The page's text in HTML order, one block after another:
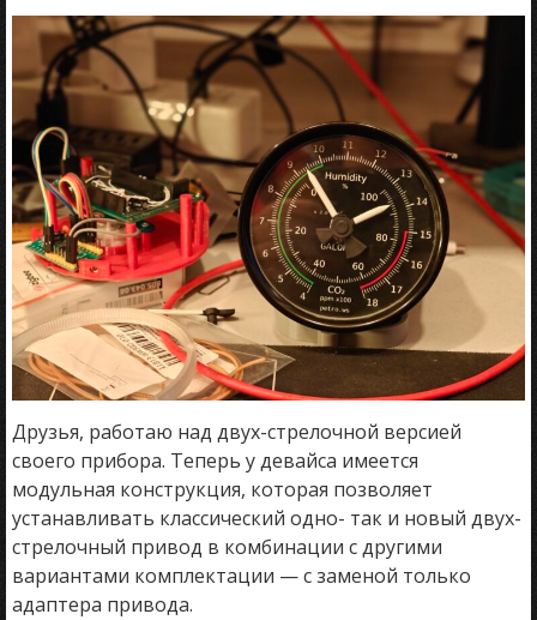
Друзья, работаю над двух-стрелочной версией
своего прибора. Теперь у девайса имеется
модульная конструкция, которая позволяет
устанавливать классический одно- так и новый двух-
стрелочный привод в комбинации с другими
вариантами комплектации — с заменой только
адаптера привода.